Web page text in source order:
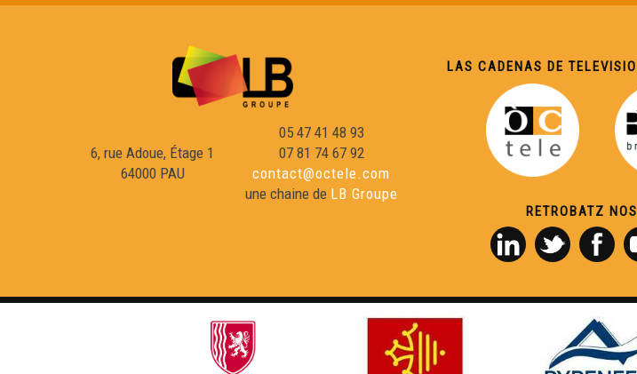
6, rue Adoue, Étage 1
64000 PAU
05 47 41 48 93
07 81 74 67 92
contact@octele.com
une chaine de LB Groupe
LAS CADENAS DE
RETROBATZ